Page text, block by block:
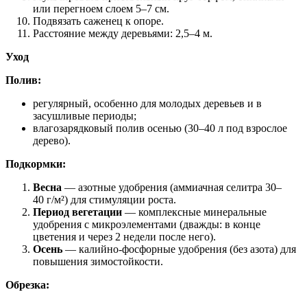
или перегноем слоем 5–7 см.
Подвязать саженец к опоре.
Расстояние между деревьями: 2,5–4 м.
Уход
Полив:
регулярный, особенно для молодых деревьев и в
засушливые периоды;
влагозарядковый полив осенью (30–40 л под взрослое
дерево).
Подкормки:
Весна — азотные удобрения (аммиачная селитра 30–
40 г/м²) для стимуляции роста.
Период вегетации — комплексные минеральные
удобрения с микроэлементами (дважды: в конце
цветения и через 2 недели после него).
Осень — калийно‑фосфорные удобрения (без азота) для
повышения зимостойкости.
Обрезка: